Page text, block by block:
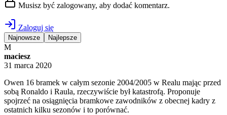
Musisz być zalogowany, aby dodać komentarz.
Zaloguj się
Najnowsze Najlepsze
M
maciesz
31 marca 2020
Owen 16 bramek w całym sezonie 2004/2005 w Realu mając przed
sobą Ronaldo i Raula, rzeczywiście był katastrofą. Proponuje
spojrzeć na osiągnięcia bramkowe zawodników z obecnej kadry z
ostatnich kilku sezonów i to porównać.